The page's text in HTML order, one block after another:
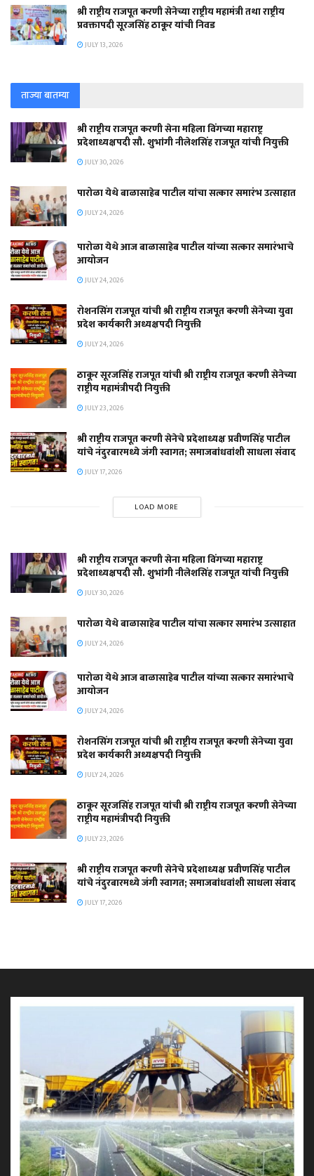
श्री राष्ट्रीय राजपूत करणी सेनेच्या राष्ट्रीय महामंत्री तथा राष्ट्रीय
प्रवक्तापदी सूरजसिंह ठाकूर यांची निवड
JULY 13, 2026
ताज्या बातम्या
श्री राष्ट्रीय राजपूत करणी सेना महिला विंगच्या महाराष्ट्र
प्रदेशाध्यक्षपदी सौ. शुभांगी नीलेशसिंह राजपूत यांची नियुक्ती
JULY 30, 2026
पारोळा येथे बाळासाहेब पाटील यांचा सत्कार समारंभ उत्साहात
JULY 24, 2026
पारोळा येथे आज बाळासाहेब पाटील यांच्या सत्कार समारंभाचे
आयोजन
JULY 24, 2026
रोशनसिंग राजपूत यांची श्री राष्ट्रीय राजपूत करणी सेनेच्या युवा
प्रदेश कार्यकारी अध्यक्षपदी नियुक्ती
JULY 24, 2026
ठाकूर सूरजसिंह राजपूत यांची श्री राष्ट्रीय राजपूत करणी सेनेच्या
राष्ट्रीय महामंत्रीपदी नियुक्ती
JULY 23, 2026
श्री राष्ट्रीय राजपूत करणी सेनेचे प्रदेशाध्यक्ष प्रवीणसिंह पाटील
यांचे नंदुरबारमध्ये जंगी स्वागत; समाजबांधवांशी साधला संवाद
JULY 17, 2026
LOAD MORE
श्री राष्ट्रीय राजपूत करणी सेना महिला विंगच्या महाराष्ट्र
प्रदेशाध्यक्षपदी सौ. शुभांगी नीलेशसिंह राजपूत यांची नियुक्ती
JULY 30, 2026
पारोळा येथे बाळासाहेब पाटील यांचा सत्कार समारंभ उत्साहात
JULY 24, 2026
पारोळा येथे आज बाळासाहेब पाटील यांच्या सत्कार समारंभाचे
आयोजन
JULY 24, 2026
रोशनसिंग राजपूत यांची श्री राष्ट्रीय राजपूत करणी सेनेच्या युवा
प्रदेश कार्यकारी अध्यक्षपदी नियुक्ती
JULY 24, 2026
ठाकूर सूरजसिंह राजपूत यांची श्री राष्ट्रीय राजपूत करणी सेनेच्या
राष्ट्रीय महामंत्रीपदी नियुक्ती
JULY 23, 2026
श्री राष्ट्रीय राजपूत करणी सेनेचे प्रदेशाध्यक्ष प्रवीणसिंह पाटील
यांचे नंदुरबारमध्ये जंगी स्वागत; समाजबांधवांशी साधला संवाद
JULY 17, 2026